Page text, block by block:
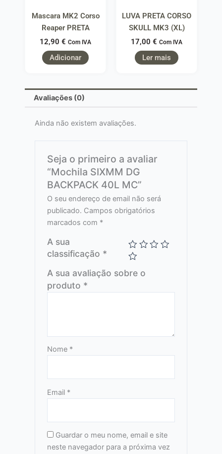
Mascara MK2 Corso
Reaper PRETA
12,90 € Com IVA
Adicionar
LUVA PRETA CORSO
SKULL MK3 (XL)
17,00 € Com IVA
Ler mais
Avaliações (0)
Ainda não existem avaliações.
Seja o primeiro a avaliar
“Mochila SIXMM DG
BACKPACK 40L MC”
O seu endereço de email não será
publicado. Campos obrigatórios
marcados com *
A sua
classificação *
A sua avaliação sobre o
produto *
Nome *
Email *
Guardar o meu nome, email e site
neste navegador para a próxima vez